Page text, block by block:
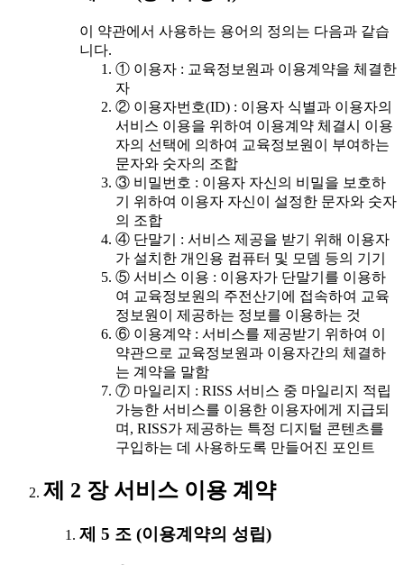
이 약관에서 사용하는 용어의 정의는 다음과 같습
니다.
① 이용자 : 교육정보원과 이용계약을 체결한
자
② 이용자번호(ID) : 이용자 식별과 이용자의
서비스 이용을 위하여 이용계약 체결시 이용
자의 선택에 의하여 교육정보원이 부여하는
문자와 숫자의 조합
③ 비밀번호 : 이용자 자신의 비밀을 보호하
기 위하여 이용자 자신이 설정한 문자와 숫자
의 조합
④ 단말기 : 서비스 제공을 받기 위해 이용자
가 설치한 개인용 컴퓨터 및 모뎀 등의 기기
⑤ 서비스 이용 : 이용자가 단말기를 이용하
여 교육정보원의 주전산기에 접속하여 교육
정보원이 제공하는 정보를 이용하는 것
⑥ 이용계약 : 서비스를 제공받기 위하여 이
약관으로 교육정보원과 이용자간의 체결하
는 계약을 말함
⑦ 마일리지 : RISS 서비스 중 마일리지 적립
가능한 서비스를 이용한 이용자에게 지급되
며, RISS가 제공하는 특정 디지털 콘텐츠를
구입하는 데 사용하도록 만들어진 포인트
제 2 장 서비스 이용 계약
제 5 조 (이용계약의 성립)